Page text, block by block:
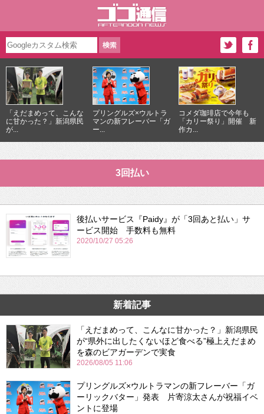
「えだまめって、こんな
に甘かった？」新潟県民
が...
プリングルズ×ウルトラ
マンの新フレーバー「ガ
ー...
コメダ珈琲店で今年も
「カリー祭り」開催 新
作カ...
3回払い
後払いサービス『Paidy』が「3回あと払い」サ
ービス開始 手数料も無料
2020/10/27 05:26
新着記事
「えだまめって、こんなに甘かった？」新潟県民
が“県外に出したくないほど食べる”極上えだまめ
を森のビアガーデンで実食
2026/08/05 11:06
プリングルズ×ウルトラマンの新フレーバー「ガ
ーリックバター」発表 片寄涼太さんが祝福イベ
ントに登場